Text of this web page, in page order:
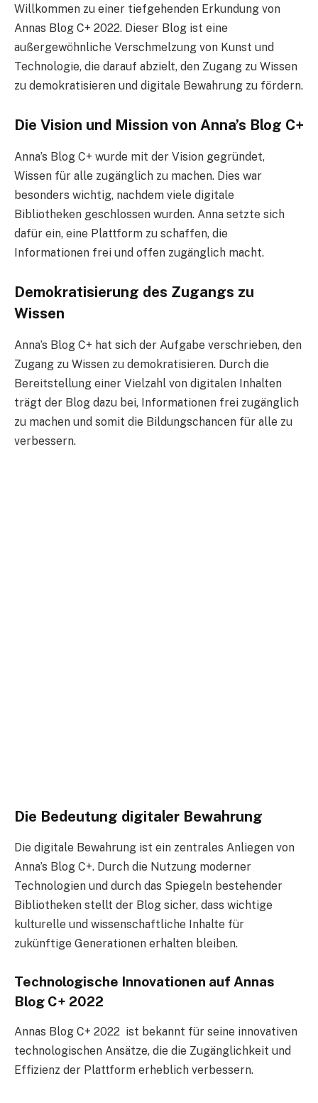
Willkommen zu einer tiefgehenden Erkundung von
Annas Blog C+ 2022. Dieser Blog ist eine
außergewöhnliche Verschmelzung von Kunst und
Technologie, die darauf abzielt, den Zugang zu Wissen
zu demokratisieren und digitale Bewahrung zu fördern.
Die Vision und Mission von Anna’s Blog C+
Anna’s Blog C+ wurde mit der Vision gegründet,
Wissen für alle zugänglich zu machen. Dies war
besonders wichtig, nachdem viele digitale
Bibliotheken geschlossen wurden. Anna setzte sich
dafür ein, eine Plattform zu schaffen, die
Informationen frei und offen zugänglich macht.
Demokratisierung des Zugangs zu
Wissen
Anna’s Blog C+ hat sich der Aufgabe verschrieben, den
Zugang zu Wissen zu demokratisieren. Durch die
Bereitstellung einer Vielzahl von digitalen Inhalten
trägt der Blog dazu bei, Informationen frei zugänglich
zu machen und somit die Bildungschancen für alle zu
verbessern.
Die Bedeutung digitaler Bewahrung
Die digitale Bewahrung ist ein zentrales Anliegen von
Anna’s Blog C+. Durch die Nutzung moderner
Technologien und durch das Spiegeln bestehender
Bibliotheken stellt der Blog sicher, dass wichtige
kulturelle und wissenschaftliche Inhalte für
zukünftige Generationen erhalten bleiben.
Technologische Innovationen auf Annas
Blog C+ 2022
Annas Blog C+ 2022 ist bekannt für seine innovativen
technologischen Ansätze, die die Zugänglichkeit und
Effizienz der Plattform erheblich verbessern.